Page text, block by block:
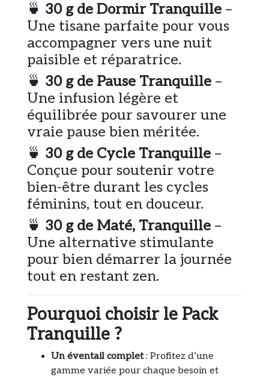
🍵 30 g de Dormir Tranquille –
Une tisane parfaite pour vous
accompagner vers une nuit
paisible et réparatrice.
🍵 30 g de Pause Tranquille –
Une infusion légère et
équilibrée pour savourer une
vraie pause bien méritée.
🍵 30 g de Cycle Tranquille –
Conçue pour soutenir votre
bien-être durant les cycles
féminins, tout en douceur.
🍵 30 g de Maté, Tranquille –
Une alternative stimulante
pour bien démarrer la journée
tout en restant zen.
Pourquoi choisir le Pack
Tranquille ?
Un éventail complet: Profitez d’une
gamme variée pour chaque besoin et